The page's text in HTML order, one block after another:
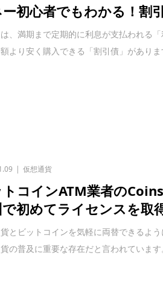
初心者でもわかる！割
、満期まで定期的に利息が支払われる
より安く購入できる「割引債」があり
仮想通貨
トコインATM業者の
で初めてライセンスを取
とビットコインを気軽に両替できるよう
の普及に重要な存在だと言われていま